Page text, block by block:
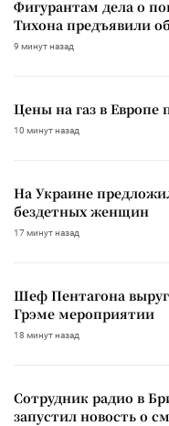
Фигурантам дела о
Тихона предъявили
9 минут назад
Цены на газ в Европе
10 минут назад
На Украине
бездетных женщин
17 минут назад
Шеф Пентагона
Грэме мероприятии
18 минут назад
Сотрудник радио в
запустил новость о